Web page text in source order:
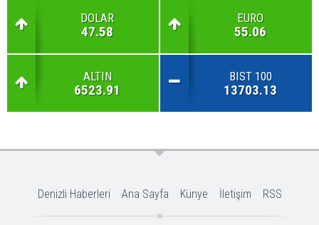
DOLAR
47.58
EURO
55.06
ALTIN
6523.91
BIST 100
13703.13
Denizli Haberleri Ana Sayfa Künye İletişim RSS